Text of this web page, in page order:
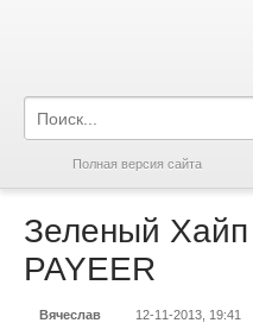
Полная версия сайта
Зеленый
PAYEER
Вячеслав 12-11-2013, 19:41